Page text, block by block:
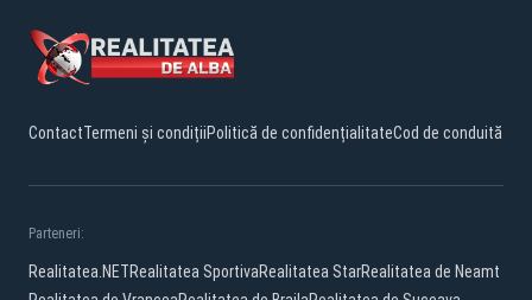
ContactTermeni și condițiiPolitică de confidențialitateCod de conduită
Parteneri:
Realitatea.NETRealitatea SportivaRealitatea StarRealitatea de Neamt